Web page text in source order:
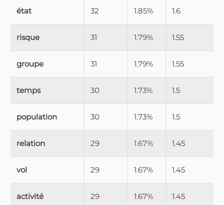
état 32 1.85% 1.6
risque 31 1.79% 1.55
groupe 31 1.79% 1.55
temps 30 1.73% 1.5
population 30 1.73% 1.5
relation 29 1.67% 1.45
vol 29 1.67% 1.45
activité 29 1.67% 1.45